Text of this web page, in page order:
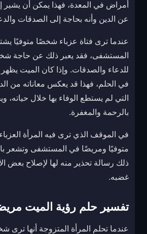
أمراض في المعدة، فهذا يمكن أن يشير
عن الدين وأنه بحاجة إلى الصدقات
عندما ترى فتاة عزباء شخصًا
المستشفى، فقد يعبر ذلك عن حاجة
للدعاء والصدقات. وإذا كان الميت
في الحلم، فهذا قد يعكس معاناته من
التي لم يستطع الوفاء بها خلال حياته،
بالرحمة والمغفرة.
في الموقف الذي ترى فيه المرأة العزباء
متوفيًا ومريضًا في المستشفى وتشعر
ذلك رسالة تحذير منه لها لإصلاح بعض
غضبه.
تفسير حلم رؤية الميت
عندما تحلم المرأة المتزوجة أنها ترى